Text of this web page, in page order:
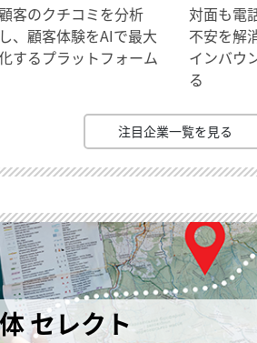
顧客のクチコミを分析
し、顧客体験をAIで最大
するプラットフォーム
対面も電
不安を解
インバウ
る
注目企業一覧を見る
セレクト